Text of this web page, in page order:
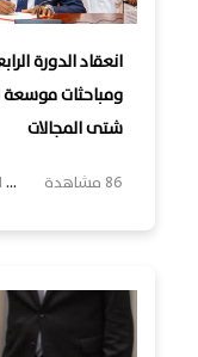
انعقاد الدورة
ومباحثات موسعة
شتى المجالات
86 مشاهدة ...